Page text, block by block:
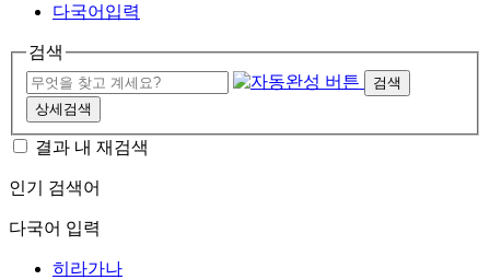
다국어입력
검색
검색
상세검색
결과 내 재검색
인기 검색어
다국어 입력
히라가나